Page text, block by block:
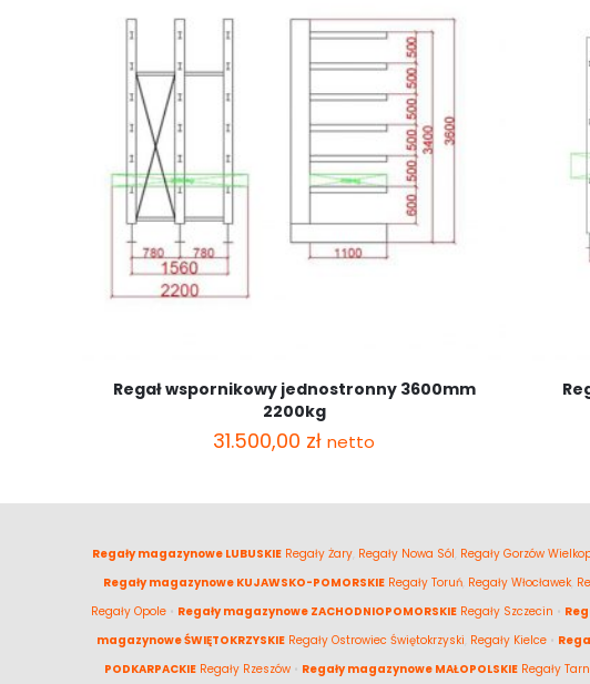
Regał wspornikowy jednostronny 3600mm
2200kg
31.500,00 zł netto
Regały magazynowe LUBUSKIE Regały Żary Regały Nowa Sól Regały Gorzów
Regały magazynowe KUJAWSKO-POMORSKIE Regały Toruń Regały Włocławek
Regały Opole • Regały magazynowe ZACHODNIOPOMORSKIE Regały Szczecin •
magazynowe ŚWIĘTOKRZYSKIE Regały Ostrowiec Świętokrzyski Regały Kielce•
PODKARPACKIE Regały Rzeszów• Regały magazynowe MAŁOPOLSKIE Regały